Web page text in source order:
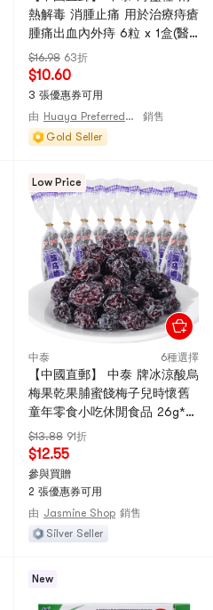
熱解毒 消腫止痛 用於治療痔瘡
腫痛出血內外痔 6粒 x 1盒(醫
師推薦拍3盒)
$16.98 63折
$10.60
3 張優惠券可用
由
Huaya Preferred@CHINA
銷售
Gold Seller
Low Price
中泰 6種選擇
【中國直郵】 中泰 牌冰涼酸烏
梅果乾果脯蜜餞梅子兒時懷舊
童年零食小吃休閒食品 26g*10
包
$13.88 91折
$12.55
參與買贈
2 張優惠券可用
由 Jasmine Shop 銷售
Silver Seller
New